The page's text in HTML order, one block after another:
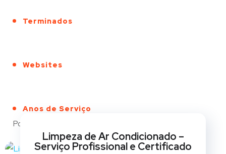
Terminados
Websites
Anos de Serviço
Portfólio
Limpeza de Ar Condicionado –
Serviço Profissional e Certificado